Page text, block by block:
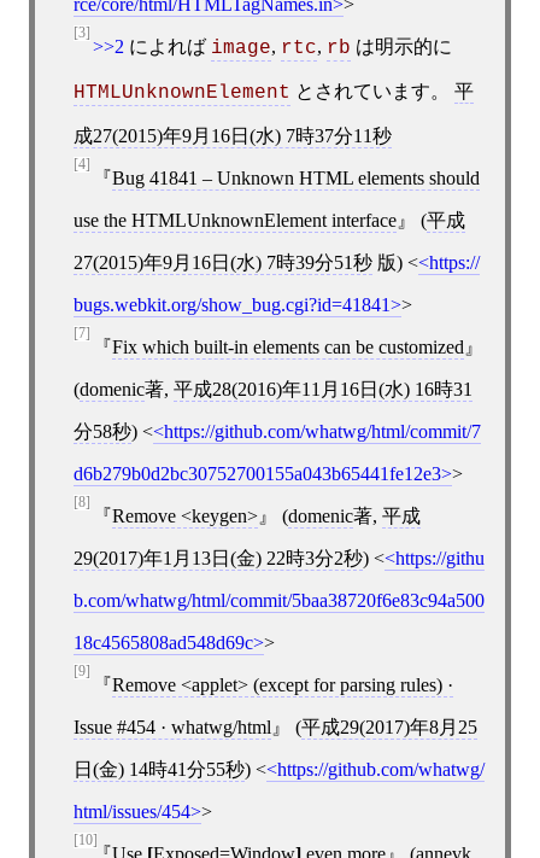
[3]
>>2 によれば image, rtc, rb は明示的に
HTMLUnknownElement とされています。 平
成27(2015)年9月16日(水) 7時37分11秒
[4]
Bug 41841 – Unknown HTML elements should
use the HTMLUnknownElement interface (平成
27(2015)年9月16日(水) 7時39分51秒版) < https://
bugs.webkit.org/show_bug.cgi?id=41841 >
[7]
Fix which built-in elements can be customized
(domenic著, 平成28(2016)年11月16日(水) 16時31
分58秒) < https://github.com/whatwg/html/commit/7
d6b279b0d2bc30752700155a043b65441fe12e3 >
[8]
Remove <keygen> (domenic著, 平成
29(2017)年1月13日(金) 22時3分2秒) < https://githu
b.com/whatwg/html/commit/5baa38720f6e83c94a500
18c4565808ad548d69c >
[9]
Remove <applet> (except for parsing rules) ·
Issue #454 · whatwg/html (平成29(2017)年8月25
日(金) 14時41分55秒) < https://github.com/whatwg/
html/issues/454 >
[10]
Use [Exposed=Window]even more (annevk